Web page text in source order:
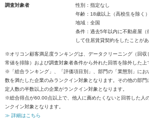
調査対象者
性別：指定なし
年齢：18歳以上（高校生を除く）
地域：全国
条件：過去5年以内に不動産屋（
して住居賃貸契約をしたことがあ
※オリコン顧客満足度ランキングは、データクリーニング（回収
常値を排除）および調査対象者条件から外れた回答を除外した上
※「総合ランキング」、「評価項目別」、部門の「業態別」にお
数を満たした企業のみランクイン対象となります。その他の部門
定人数の半数以上の企業がランクイン対象となります。
※総合得点が60.00点以上で、他人に薦めたくないと回答した人
ンクイン対象となります。
≫ 詳細はこちら